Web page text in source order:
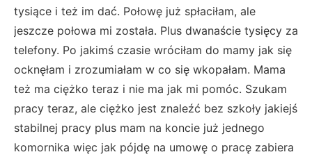
tysiące i też im dać. Połowę już spłaciłam, ale
jeszcze połowa mi została. Plus dwanaście tysięcy za
telefony. Po jakimś czasie wróciłam do mamy jak się
ocknęłam i zrozumiałam w co się wkopałam. Mama
też ma ciężko teraz i nie ma jak mi pomóc. Szukam
pracy teraz, ale ciężko jest znaleźć bez szkoły jakiejś
stabilnej pracy plus mam na koncie już jednego
komornika więc jak pójdę na umowę o pracę zabiera